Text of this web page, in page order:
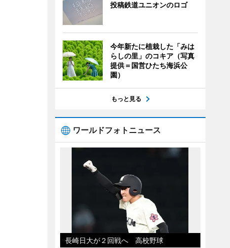
投稿鉄道ユニオンのロゴ
今年新たに植栽した「みは
らしの里」のコキア（写真
提供＝国営ひたち海浜公
園）
もっと見る
ワールドフォトニュース
長崎日大が２回戦へ 高校野球